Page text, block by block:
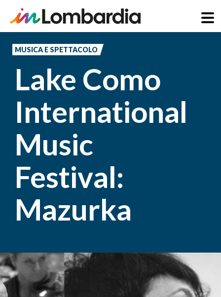
principale
MUSICA E SPETTACOLO
Lake Como
International
Music
Festival:
Mazurka